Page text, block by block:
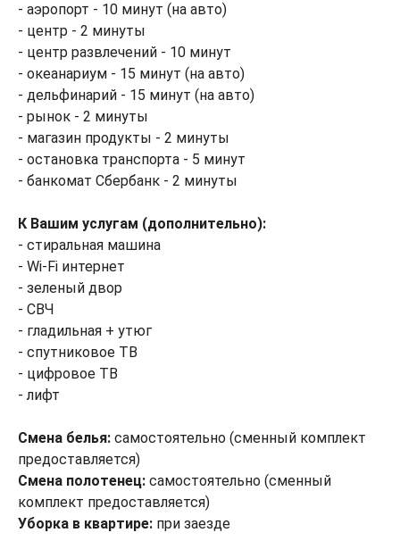
- аэропорт - 10 минут (на авто)
- центр - 2 минуты
- центр развлечений - 10 минут
- океанариум - 15 минут (на авто)
- дельфинарий - 15 минут (на авто)
- рынок - 2 минуты
- магазин продукты - 2 минуты
- остановка транспорта - 5 минут
- банкомат Сбербанк - 2 минуты
К Вашим услугам (дополнительно):
- стиральная машина
- Wi-Fi интернет
- зеленый двор
- СВЧ
- гладильная + утюг
- спутниковое ТВ
- цифровое ТВ
- лифт
Смена белья: самостоятельно (сменный комплект
предоставляется)
Смена полотенец: самостоятельно (сменный
комплект предоставляется)
Уборка в квартире: при заезде